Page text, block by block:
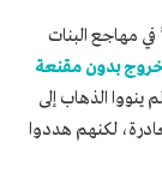
في مهاجع البنات
بدون مقنعة
أولئك الذين لم ينووا الذهاب إلى
لكنهم هددوا